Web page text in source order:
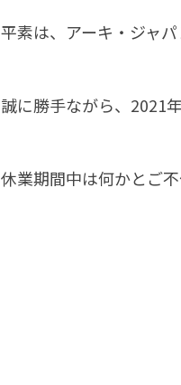
平素は、アーキ・ジャ
誠に勝手ながら、2021
休業期間中は何かとご